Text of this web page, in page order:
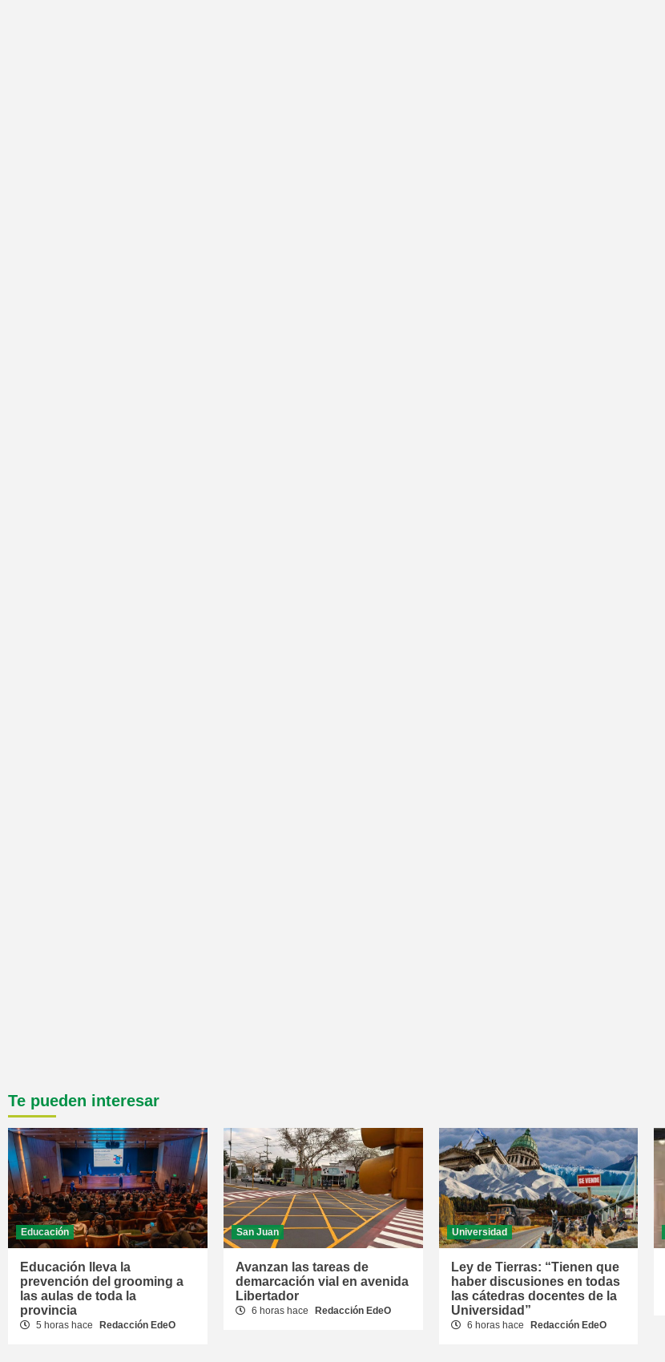
Te pueden interesar
Educación
Educación lleva la
prevención del grooming a
las aulas de toda la
provincia
5 horas hace Redacción EdeO
San Juan
Avanzan las tareas de
demarcación vial en avenida
Libertador
6 horas hace Redacción EdeO
Universidad
Ley de Tierras: “Tienen que
haber discusiones en todas
las cátedras docentes de la
Universidad”
6 horas hace Redacción EdeO